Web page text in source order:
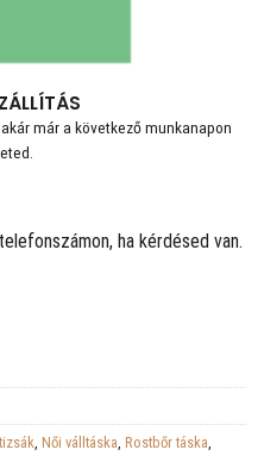
már a következő munkanapon
telefonszámon, ha kérdésed van.
, Női válltáska, Rostbőr táska,